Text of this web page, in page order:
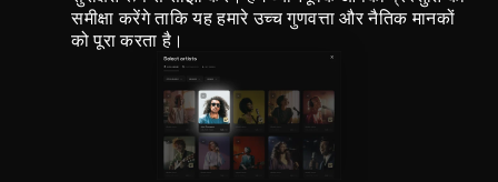
समीक्षा करेंगे ताकि यह हमारे उच्च गुणवत्ता और नैतिक मानकों
को पूरा करता है।